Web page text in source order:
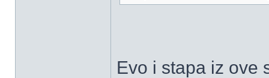
Evo i stapa iz ove